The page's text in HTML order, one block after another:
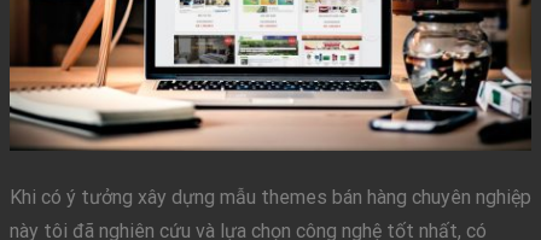
Khi có ý tưởng xây dựng mẫu themes bán hàng chuyên nghiệp
này tôi đã nghiên cứu và lựa chọn công nghệ tốt nhất, có